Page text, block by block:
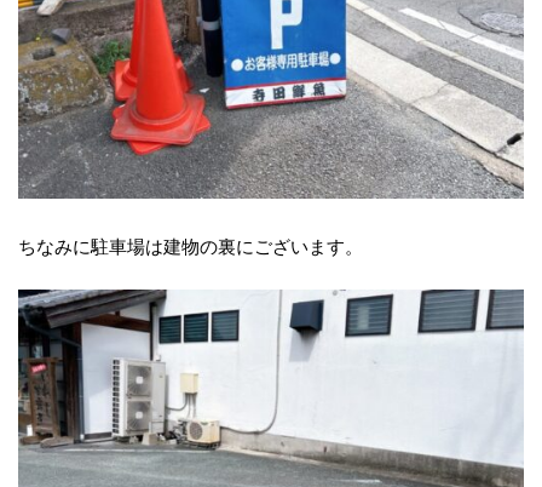
ちなみに駐車場は建物の裏にございます。